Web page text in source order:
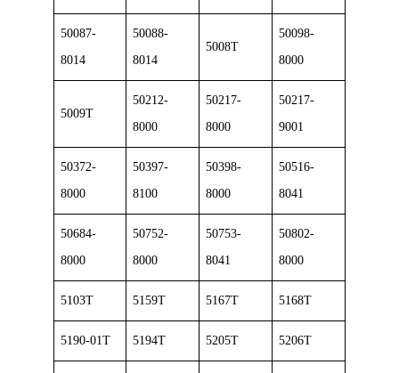
50087-
8014
50088-
8014
5008T
50098-
8000
5009T
50212-
8000
50217-
8000
50217-
9001
50372-
8000
50397-
8100
50398-
8000
50516-
8041
50684-
8000
50752-
8000
50753-
8041
50802-
8000
5103T 5159T 5167T 5168T
5190-01T 5194T 5205T 5206T